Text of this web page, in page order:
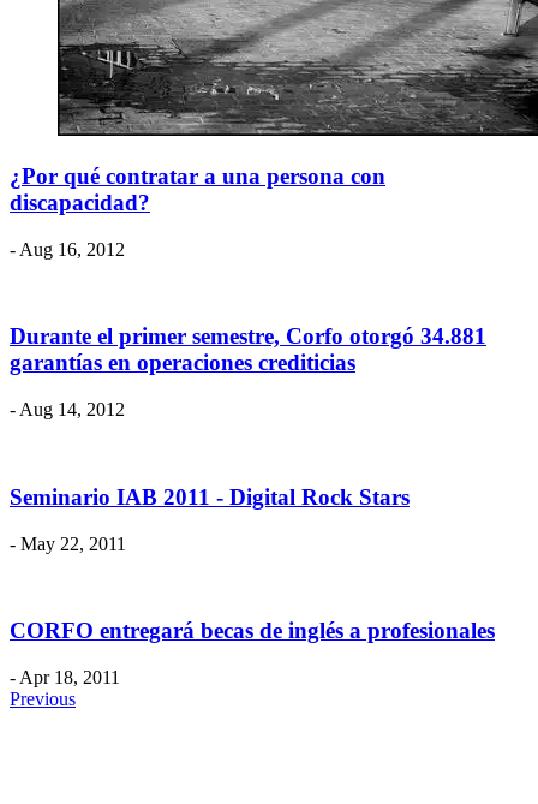
¿Por qué contratar a una persona con
discapacidad?
- Aug 16, 2012
Durante el primer semestre, Corfo otorgó 34.881
garantías en operaciones crediticias
- Aug 14, 2012
Seminario IAB 2011 - Digital Rock Stars
- May 22, 2011
CORFO entregará becas de inglés a profesionales
- Apr 18, 2011
Previous